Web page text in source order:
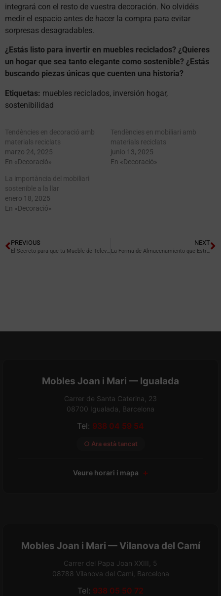
integrará con el resto de vuestra decoración. No olvidéis
medir el espacio antes de hacer la compra para evitar
sorpresas desagradables.
¿Estás listo para invertir en muebles reciclados? ¿Quieres
un hogar que sea tanto elegante como sostenible? ¿Estás
buscando piezas únicas que cuenten una historia?
Etiquetas: muebles reciclados, inversión hogar,
sostenibilidad
Tendències en decoració amb
materials reciclats
marzo 24, 2025
En «Decoració»
Tendències en mobiliari amb
materials reciclats
junio 13, 2025
En «Decoració»
La importància del mobiliari
sostenible a la llar
enero 18, 2025
En «Decoració»
PREVIOUS
El Secreto para que tu Mueble de Televisión No Sea el Protagonista.
NEXT
La Forma de Almacenamiento que Estrena tu Baño Sin Obras.
Mobles Joan i Mari — Igualada
Carrer de Santa Caterina, 23
08700 Igualada, Barcelona
Tel: 938 04 59 54
○ Ara està tancat
Veure horari i mapa
Mobles Joan i Mari — Vilanova del Camí
Carrer del Papa Joan XXIII, 5
08788 Vilanova del Camí, Barcelona
Tel: 938 05 50 72